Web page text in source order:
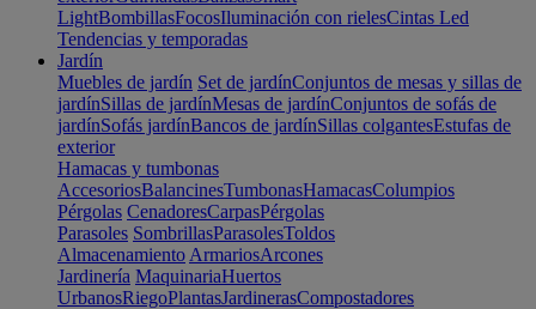
LightBombillasFocosIluminación con rielesCintas Led
Tendencias y temporadas
Jardín
Muebles de jardín Set de jardínConjuntos de mesas y sillas de
jardínSillas de jardínMesas de jardínConjuntos de sofás de
jardínSofás jardínBancos de jardínSillas colgantesEstufas de
exterior
Hamacas y tumbonas
AccesoriosBalancinesTumbonasHamacasColumpios
Pérgolas CenadoresCarpasPérgolas
Parasoles SombrillasParasolesToldos
Almacenamiento ArmariosArcones
Jardinería MaquinariaHuertos
UrbanosRiegoPlantasJardinerasCompostadores